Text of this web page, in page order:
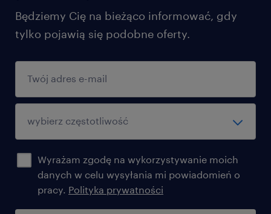
Będziemy Cię na bieżąco informować, gdy
tylko pojawią się podobne oferty.
Wyrażam zgodę na wykorzystywanie moich
danych w celu wysyłania mi powiadomień o
pracy. Polityka prywatności